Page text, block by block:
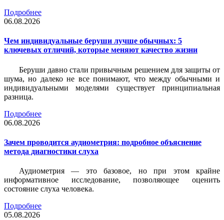
Подробнее
06.08.2026
Чем индивидуальные беруши лучше обычных: 5
ключевых отличий, которые меняют качество жизни
Беруши давно стали привычным решением для защиты от
шума, но далеко не все понимают, что между обычными и
индивидуальными моделями существует принципиальная
разница.
Подробнее
06.08.2026
Зачем проводится аудиометрия: подробное объяснение
метода диагностики слуха
Аудиометрия — это базовое, но при этом крайне
информативное исследование, позволяющее оценить
состояние слуха человека.
Подробнее
05.08.2026